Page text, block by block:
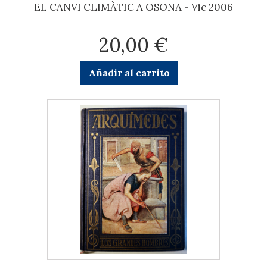
EL CANVI CLIMÀTIC A OSONA - Vic 2006
20,00 €
Añadir al carrito